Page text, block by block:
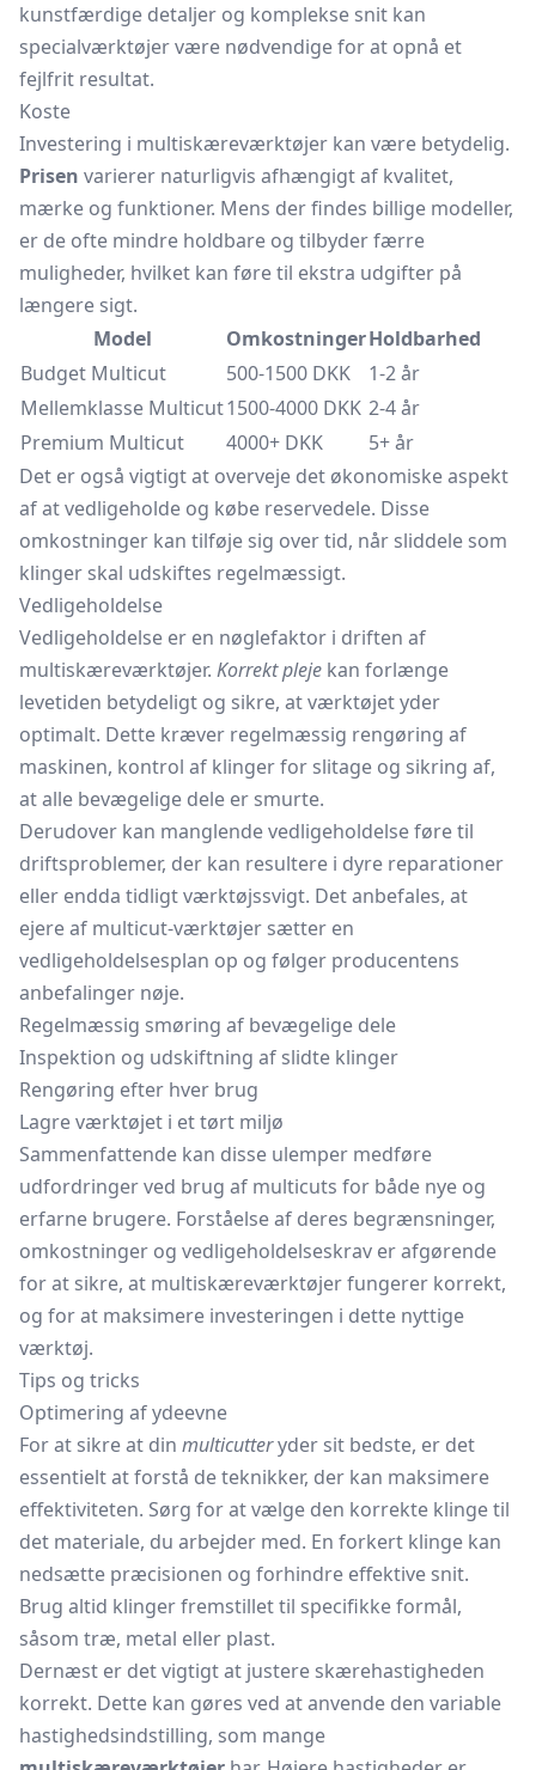
kunstfærdige detaljer og komplekse snit kan
specialværktøjer være nødvendige for at opnå et
fejlfrit resultat.
Koste
Investering i multiskæreværktøjer kan være betydelig.
Prisen varierer naturligvis afhængigt af kvalitet,
mærke og funktioner. Mens der findes billige modeller,
er de ofte mindre holdbare og tilbyder færre
muligheder, hvilket kan føre til ekstra udgifter på
længere sigt.
Model
OmkostningerHoldbarhed
Budget Multicut
500-1500 DKK
1-2 år
Mellemklasse Multicut1500-4000 DKK 2-4 år
Premium Multicut
4000+ DKK
5+ år
Det er også vigtigt at overveje det økonomiske aspekt
af at vedligeholde og købe reservedele. Disse
omkostninger kan tilføje sig over tid, når sliddele som
klinger skal udskiftes regelmæssigt.
Vedligeholdelse
Vedligeholdelse er en nøglefaktor i driften af
multiskæreværktøjer. Korrekt pleje kan forlænge
levetiden betydeligt og sikre, at værktøjet yder
optimalt. Dette kræver regelmæssig rengøring af
maskinen, kontrol af klinger for slitage og sikring af,
at alle bevægelige dele er smurte.
Derudover kan manglende vedligeholdelse føre til
driftsproblemer, der kan resultere i dyre reparationer
eller endda tidligt værktøjssvigt. Det anbefales, at
ejere af multicut-værktøjer sætter en
vedligeholdelsesplan op og følger producentens
anbefalinger nøje.
Regelmæssig smøring af bevægelige dele
Inspektion og udskiftning af slidte klinger
Rengøring efter hver brug
Lagre værktøjet i et tørt miljø
Sammenfattende kan disse ulemper medføre
udfordringer ved brug af multicuts for både nye og
erfarne brugere. Forståelse af deres begrænsninger,
omkostninger og vedligeholdelseskrav er afgørende
for at sikre, at multiskæreværktøjer fungerer korrekt,
og for at maksimere investeringen i dette nyttige
værktøj.
Tips og tricks
Optimering af ydeevne
For at sikre at din multicutteryder sit bedste, er det
essentielt at forstå de teknikker, der kan maksimere
effektiviteten. Sørg for at vælge den korrekte klinge til
det materiale, du arbejder med. En forkert klinge kan
nedsætte præcisionen og forhindre effektive snit.
Brug altid klinger fremstillet til specifikke formål,
såsom træ, metal eller plast.
Dernæst er det vigtigt at justere skærehastigheden
korrekt. Dette kan gøres ved at anvende den variable
hastighedsindstilling, som mange